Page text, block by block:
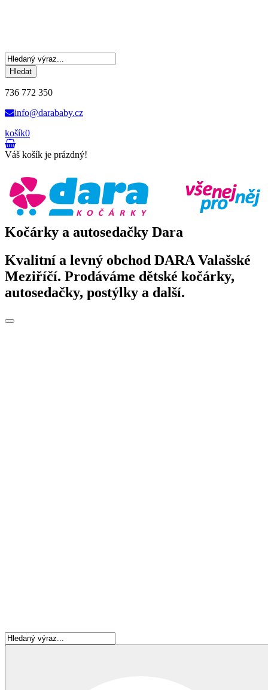
Hledat
736 772 350
info@darababy.cz
košík0
Váš košík je prázdný!
Kočárky a autosedačky Dara
Kvalitní a levný obchod DARA Valašské
Meziříčí. Prodáváme dětské kočárky,
autosedačky, postýlky a další.
Toggle